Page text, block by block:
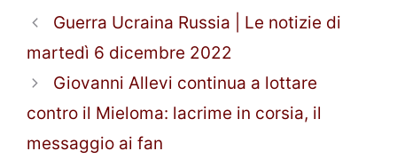
Guerra Ucraina Russia | Le notizie di
martedì 6 dicembre 2022
Giovanni Allevi continua a lottare
contro il Mieloma: lacrime in corsia, il
messaggio ai fan